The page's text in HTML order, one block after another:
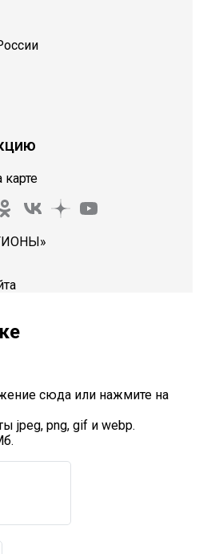
сюда или нажмите на
jpeg, png, gif и webp.